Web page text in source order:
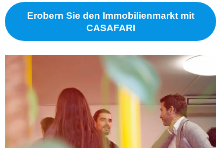
Erobern Sie den Immobilienmarkt mit
CASAFARI